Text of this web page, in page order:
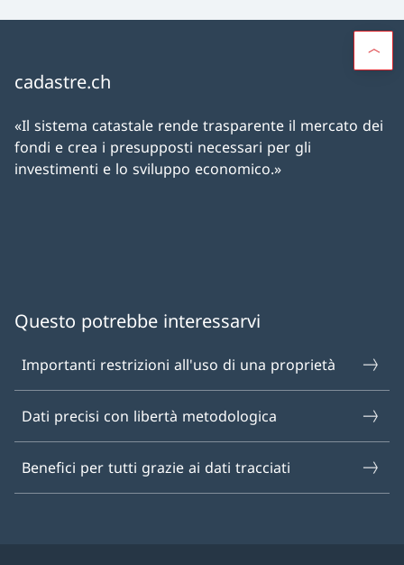
cadastre.ch
«Il sistema catastale rende trasparente il mercato dei
fondi e crea i presupposti necessari per gli
investimenti e lo sviluppo economico.»
Questo potrebbe interessarvi
Importanti restrizioni all'uso di una proprietà
Dati precisi con libertà metodologica
Benefici per tutti grazie ai dati tracciati